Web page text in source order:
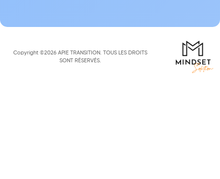
Copyright ©2026 APIE TRANSITION. TOUS LES DROITS
SONT RÉSERVÉS.